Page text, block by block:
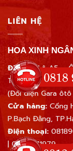
LIÊN HỆ
HOA XINH
Địa chỉ:Lô A5 –
Tp.Hạ Long –
(Đối diện Gara
Cửa hàng: Cổng
P.Bạch Đằng,
Điện thoại:
| 0945671979